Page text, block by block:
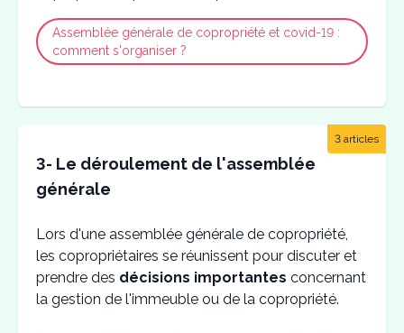
Assemblée générale de copropriété et covid-19 :
comment s'organiser ?
3 articles
3- Le déroulement de l'assemblée
générale
Lors d'une assemblée générale de copropriété,
les copropriétaires se réunissent pour discuter et
prendre des décisions importantes concernant
la gestion de l'immeuble ou de la copropriété.